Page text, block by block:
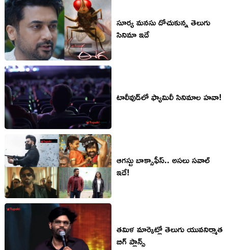
సూర్య మనసు దోచుకున్న తెలుగు
సినిమా ఇదే
టాలీవుడ్‌లో ఫ్యామిలీ సినిమాల హవా!
ఆగస్టు బాక్సాఫీస్.. అసలు సవాల్
ఇదే!
తమిళ మార్కెట్లో తెలుగు యువ‌నిర్మాత‌
బిగ్ ప్లాన్స్